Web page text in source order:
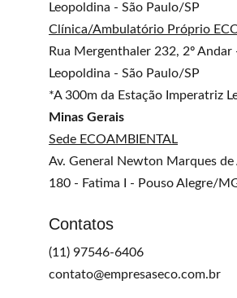
Leopoldina - São Paulo/SP
Clínica/Ambulatório Próprio
Rua Mergenthaler 232, 2º Andar
Leopoldina - São Paulo/SP
*A 300m da Estação Imperatriz
Minas Gerais
Sede ECOAMBIENTAL
Av. General Newton Marques de
180 - Fatima I - Pouso Alegre/
Contatos
(11) 97546-6406
contato@empresaseco.com.br